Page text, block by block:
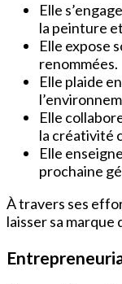
Elle
la peinture
Elle expose
renommées.
Elle plaide
Elle
la créativité
Elle
prochaine
À travers ses
laisser sa marque